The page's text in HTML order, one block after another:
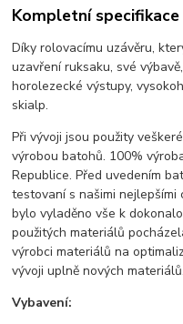
Kompletní specifikace
Díky rolovacímu uzávěru,
uzavření ruksaku, své
horolezecké výstupy,
skialp.
Při vývoji jsou použity
výrobou batohů. 100%
Republice. Před uvedením
testovaní s našimi nejlepšími
bylo vyladěno vše k
použitých materiálů
výrobci materiálů na
vývoji uplně nových materiálů.
Vybavení: